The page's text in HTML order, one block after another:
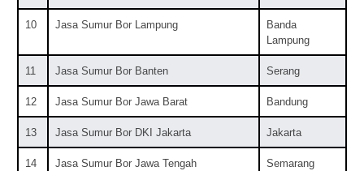
10 Jasa Sumur Bor Lampung
Banda
Lampung
11 Jasa Sumur Bor Banten Serang
12 Jasa Sumur Bor Jawa Barat Bandung
13 Jasa Sumur Bor DKI Jakarta Jakarta
14 Jasa Sumur Bor Jawa Tengah Semarang